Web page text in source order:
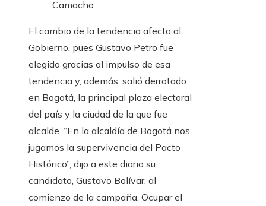
Camacho
El cambio de la tendencia afecta al
Gobierno, pues Gustavo Petro fue
elegido gracias al impulso de esa
tendencia y, además, salió derrotado
en Bogotá, la principal plaza electoral
del país y la ciudad de la que fue
alcalde. “En la alcaldía de Bogotá nos
jugamos la supervivencia del Pacto
Histórico”, dijo a este diario su
candidato, Gustavo Bolívar, al
comienzo de la campaña. Ocupar el